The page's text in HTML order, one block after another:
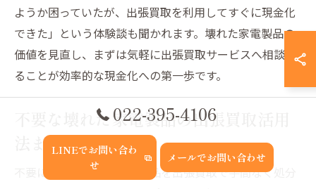
ようか困っていたが、出張買取を利用してすぐに現金化
できた」という体験談も聞かれます。壊れた家電製品の
価値を見直し、まずは気軽に出張買取サービスへ相談す
ることが効率的な現金化への第一歩です。
不要な壊れた家電製品の出張買取活用
法まとめ
不要になった壊れた家電製品を出張買取で手間なく処分
022-395-4106
LINEでお問い合わ
せ
メールでお問い合わせ